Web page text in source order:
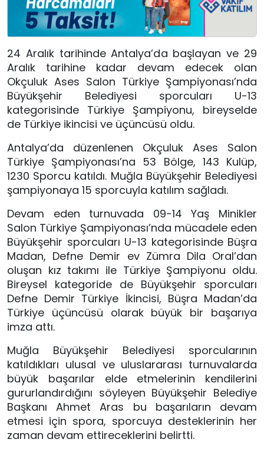
24 Aralık tarihinde Antalya’da başlayan ve 29
Aralık tarihine kadar devam edecek olan
Okçuluk Ases Salon Türkiye Şampiyonası’nda
Büyükşehir Belediyesi sporcuları U-13
kategorisinde Türkiye Şampiyonu, bireyselde
de Türkiye ikincisi ve üçüncüsü oldu.
Antalya’da düzenlenen Okçuluk Ases Salon
Türkiye Şampiyonası’na 53 Bölge, 143 Kulüp,
1230 Sporcu katıldı. Muğla Büyükşehir Belediyesi
şampiyonaya 15 sporcuyla katılım sağladı.
Devam eden turnuvada 09-14 Yaş Minikler
Salon Türkiye Şampiyonası’nda mücadele eden
Büyükşehir sporcuları U-13 kategorisinde Büşra
Madan, Defne Demir ev Zümra Dila Oral’dan
oluşan kız takımı ile Türkiye Şampiyonu oldu.
Bireysel kategoride de Büyükşehir sporcuları
Defne Demir Türkiye İkincisi, Büşra Madan’da
Türkiye üçüncüsü olarak büyük bir başarıya
imza attı.
Muğla Büyükşehir Belediyesi sporcularının
katıldıkları ulusal ve uluslararası turnuvalarda
büyük başarılar elde etmelerinin kendilerini
gururlandırdığını söyleyen Büyükşehir Belediye
Başkanı Ahmet Aras bu başarıların devam
etmesi için spora, sporcuya desteklerinin her
zaman devam ettireceklerini belirtti.